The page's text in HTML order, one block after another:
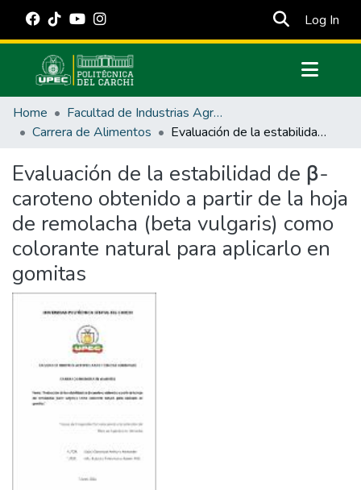
Log In
Communities & Collections
All of DSpace
Estadísticas Externas
Manuales
Home
Facultad de Industrias Agropecuarias y Ciencias Ambientales
Carrera de Alimentos
Evaluación de la estabilidad de β-caroteno obtenido a partir de la hoja de remolacha (beta vulgaris) como colorante natural para aplicarlo en gomitas
Evaluación de la estabilidad de β-
caroteno obtenido a partir de la hoja
de remolacha (beta vulgaris) como
colorante natural para aplicarlo en
gomitas